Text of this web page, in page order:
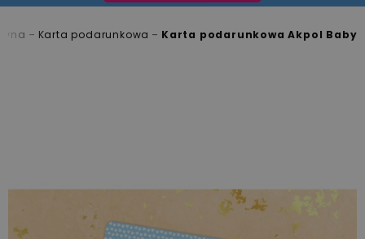
Karta podarunkowa Karta podarunkowa Akpol Baby